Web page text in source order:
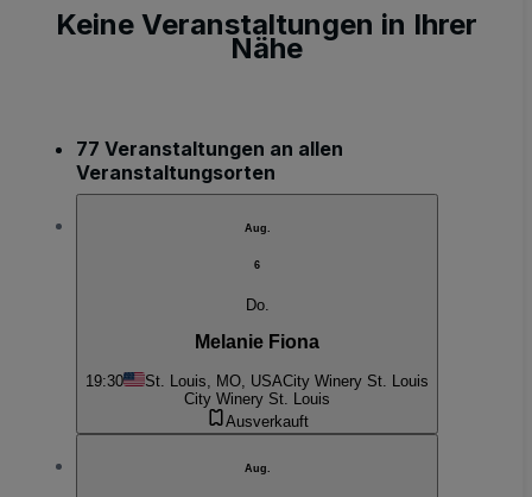
Keine Veranstaltungen in Ihrer
Nähe
77 Veranstaltungen an allen
Veranstaltungsorten
Aug.
6
Do.
Melanie Fiona
19:30 St. Louis, MO, USACity Winery St. Louis
City Winery St. Louis
Ausverkauft
Aug.